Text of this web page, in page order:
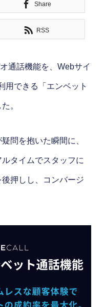
Share
RSS
通話機能を、Webサイ
用できる「エンベット
。
問を抱いた瞬間に、
タイムでスタッフに
押しし、コンバージ